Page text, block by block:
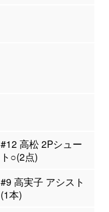
#12 高松 2Pシュー
ト○(2点)
#9 高実子 アシスト
(1本)